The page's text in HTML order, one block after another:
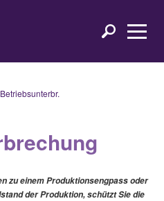
Betriebsunterbr.
zu einem Produktionsengpass oder
der Produktion, schützt Sie die